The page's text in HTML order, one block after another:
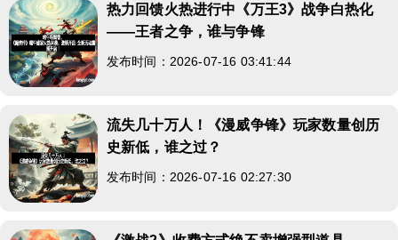
热力回馈火热进行中《万王3》战争白热化
——王者之争，谁与争锋
发布时间：2026-07-16 03:41:44
流失几十万人！《漫威争锋》玩家数量创历
史新低，谁之过？
发布时间：2026-07-16 02:27:30